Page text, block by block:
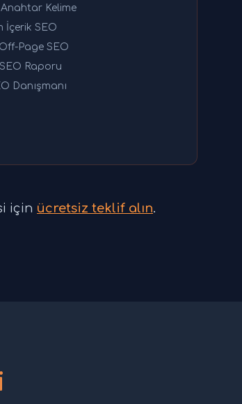
Anahtar Kelime
İçerik SEO
Page SEO
Raporu
Danışmanı
için ücretsiz teklif alın.